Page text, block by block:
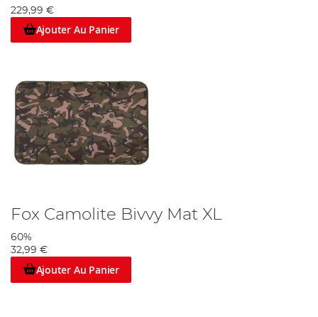
229,99 €
Ajouter Au Panier
Fox Camolite Bivvy Mat XL
60%
32,99 €
Ajouter Au Panier